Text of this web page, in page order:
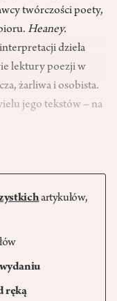
twórczości poety,
Heaney.
dzieła
lektury poezji w
żarliwa i osobista.
jego tekstów – na
artykułów,
ręką